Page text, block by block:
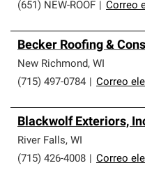
(651) NEW-ROOF
Correo
Becker Roofing &
New Richmond, WI
(715) 497-0784
Correo
Blackwolf Exteriors,
River Falls, WI
(715) 426-4008
Correo